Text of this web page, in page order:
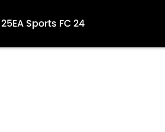
EA Sports FC 24